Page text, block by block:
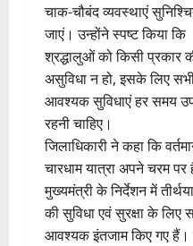
चाक-चौबंद व्यवस्थाएं
जाएं। उन्होंने स्पष्ट किया कि
श्रद्धालुओं को किसी प्रकार
असुविधा न हो, इसके लिए
आवश्यक सुविधाएं हर समय
रहनी चाहिए।
जिलाधिकारी ने कहा कि
चारधाम यात्रा अपने चरम
मुख्यमंत्री के निर्देशन में
की सुविधा एवं सुरक्षा के लिए
आवश्यक इंतजाम किए गए हैं।